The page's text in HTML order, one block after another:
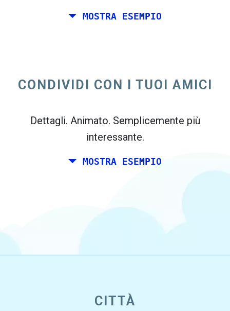
MOSTRA ESEMPIO
Madrid, ei tuoi amici vive a Dublino e
CONDIVIDI CON I TUOI AMICI
Dettagli. Animato. Semplicemente più
interessante.
MOSTRA ESEMPIO
CITTÀ